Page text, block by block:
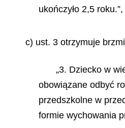
ukończyło 2,5 roku.”,
c) ust. 3 otrzymuje
„3. Dziecko w
obowiązane odbyć
przedszkolne w
formie wychowania